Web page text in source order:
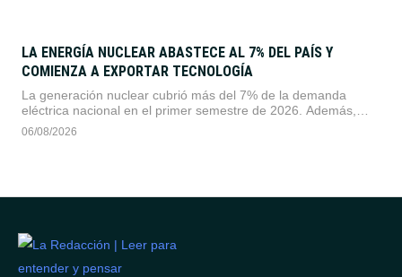
LA ENERGÍA NUCLEAR ABASTECE AL 7% DEL PAÍS Y
COMIENZA A EXPORTAR TECNOLOGÍA
La generación nuclear cubrió más del 7% de la demanda
eléctrica nacional en el primer semestre de 2026. Además,
Nucleoeléctrica Argentina creó una unidad de negocios
06/08/2026